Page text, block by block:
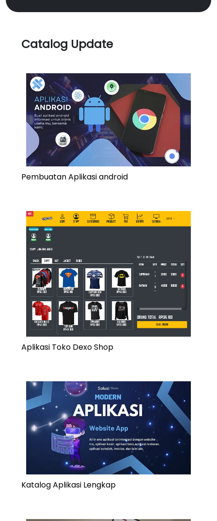
Catalog Update
Pembuatan Aplikasi android
Aplikasi Toko Dexo Shop
Katalog Aplikasi Lengkap